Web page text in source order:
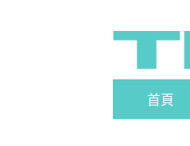
首頁